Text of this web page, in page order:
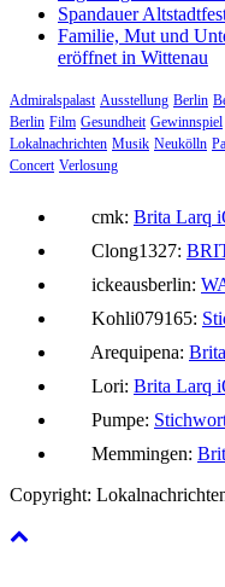
Spandauer
Familie, Mut und
eröffnet in Wittenau
Admiralspalast Ausstellung Berlin
Berlin Film Gesundheit Gewinnspiel
Lokalnachrichten Musik Neukölln
Concert Verlosung
cmk: Brita Larq
Clong1327:
ickeausberlin:
Kohli079165:
Arequipena:
Lori: Brita Larq
Pumpe:
Memmingen:
Copyright: